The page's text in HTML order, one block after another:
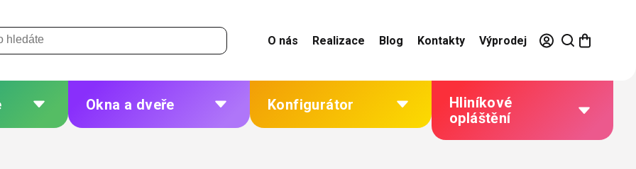
O nás Realizace Blog Kontakty Výprodej
Okna a dveře Konfigurátor
Hliníkové
opláštění